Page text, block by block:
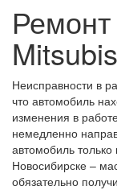
Неисправности в
что автомобиль
изменения в
немедленно
автомобиль
Новосибирске –
обязательно